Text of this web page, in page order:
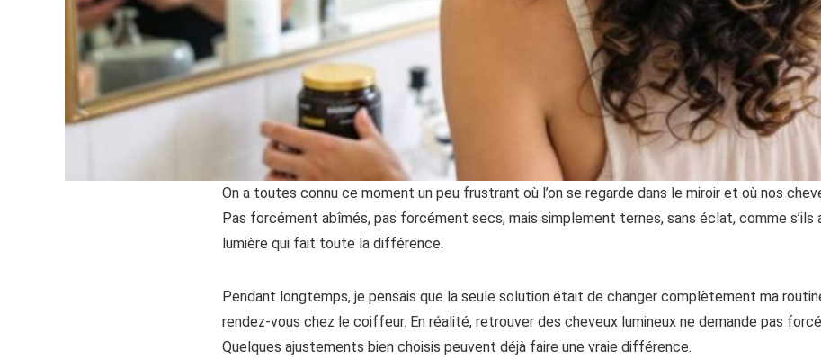
On a toutes connu ce moment un peu frustrant où l’on se regarde dans le miroir et où nos
Pas forcément abîmés, pas forcément secs, mais simplement ternes, sans éclat, comme
lumière qui fait toute la différence.
Pendant longtemps, je pensais que la seule solution était de changer complètement ma
rendez-vous chez le coiffeur. En réalité, retrouver des cheveux lumineux ne demande pas
Quelques ajustements bien choisis peuvent déjà faire une vraie différence.